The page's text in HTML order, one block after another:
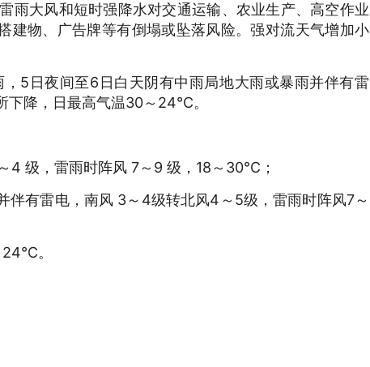
雨大风和短时强降水对交通运输、农业生产、高空作业
建物、广告牌等有倒塌或坠落风险。强对流天气增加小
5日夜间至6日白天阴有中雨局地大雨或暴雨并伴有雷
下降，日最高气温30～24℃。
4 级，雷雨时阵风 7～9 级，18～30℃；
有雷电，南风 3～4级转北风4～5级，雷雨时阵风7～
24℃。